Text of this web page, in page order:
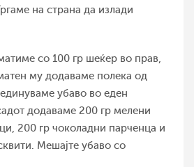
на страна да излади
со 100 гр шеќер во прав,
му додаваме полека од
убаво во еден
додаваме 200 гр мелени
200 гр чоколадни парченца и
Мешајте убаво со